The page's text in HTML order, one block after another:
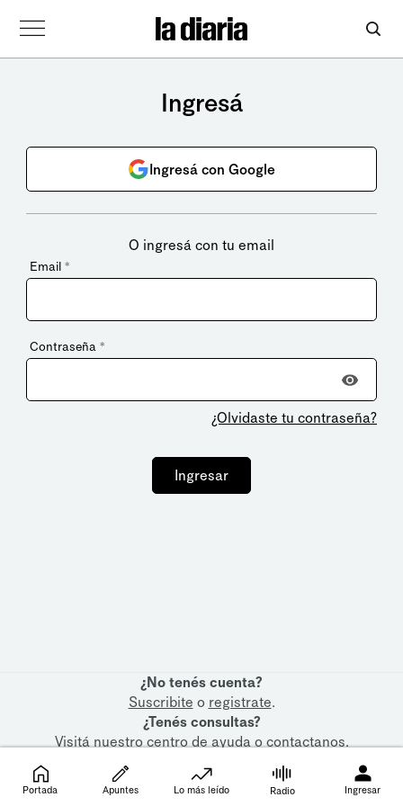
Ingresá
Ingresá con Google
O ingresá con tu email
Email *
Contraseña *
¿Olvidaste tu contraseña?
Ingresar
¿No tenés cuenta?
Suscribite o registrate.
¿Tenés consultas?
Visitá nuestrocentro de ayudaocontactanos.
Portada Apuntes Lo más leído Radio Ingresar